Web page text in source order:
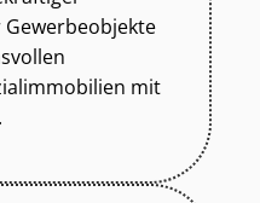
Gewerbeobjekte
mit